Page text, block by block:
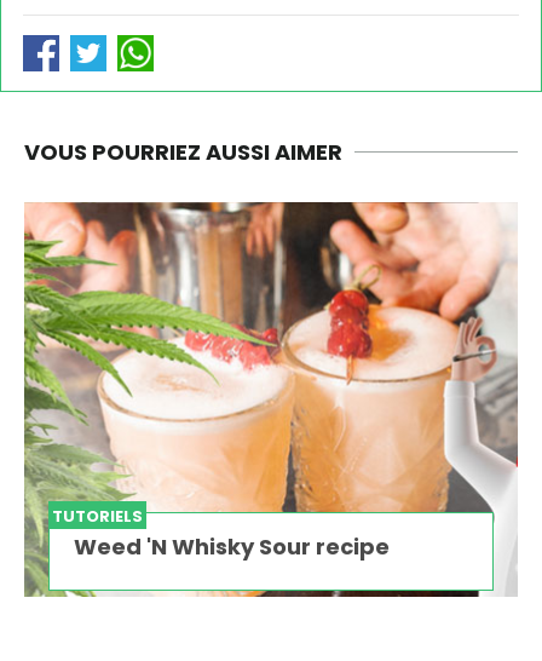
VOUS POURRIEZ AUSSI AIMER
TUTORIELS
Weed 'N Whisky Sour recipe